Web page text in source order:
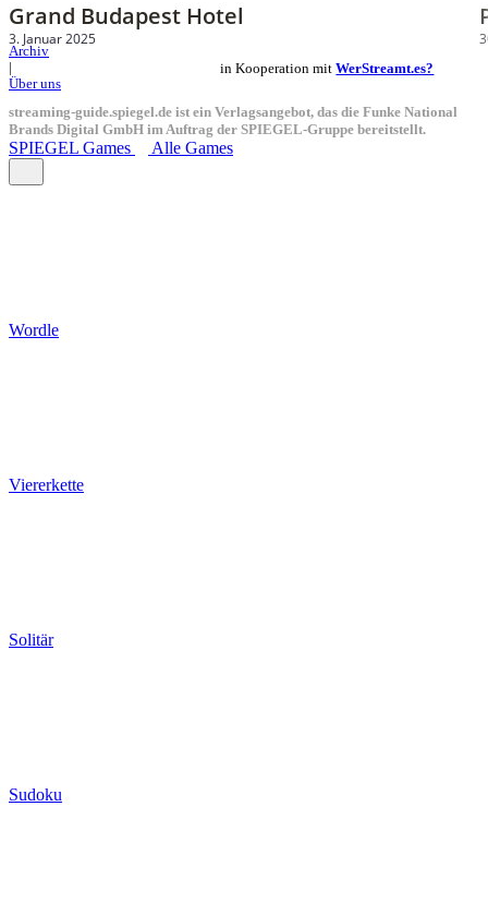
Grand Budapest Hotel
3. Januar 2025
Archiv
Über uns
in Kooperation mitWerStreamt.es?
streaming-guide.spiegel.de ist ein Verlagsangebot, das die Funke National
Brands Digital GmbH im Auftrag der SPIEGEL-Gruppe bereitstellt.
SPIEGEL Games Alle Games
Wordle
Viererkette
Solitär
Sudoku